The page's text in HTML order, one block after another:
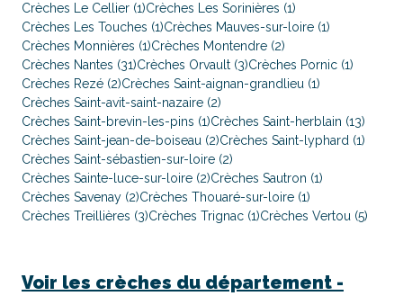
Crèches Le Cellier (1)Crèches Les Sorinières (1)
Crèches Les Touches (1)Crèches Mauves-sur-loire (1)
Crèches Monnières (1)Crèches Montendre (2)
Crèches Nantes (31)Crèches Orvault (3)Crèches Pornic (1)
Crèches Rezé (2)Crèches Saint-aignan-grandlieu (1)
Crèches Saint-avit-saint-nazaire (2)
Crèches Saint-brevin-les-pins (1)Crèches Saint-herblain (13)
Crèches Saint-jean-de-boiseau (2)Crèches Saint-lyphard (1)
Crèches Saint-sébastien-sur-loire (2)
Crèches Sainte-luce-sur-loire (2)Crèches Sautron (1)
Crèches Savenay (2)Crèches Thouaré-sur-loire (1)
Crèches Treillières (3)Crèches Trignac (1)Crèches Vertou (5)
Voir les crèches du département -